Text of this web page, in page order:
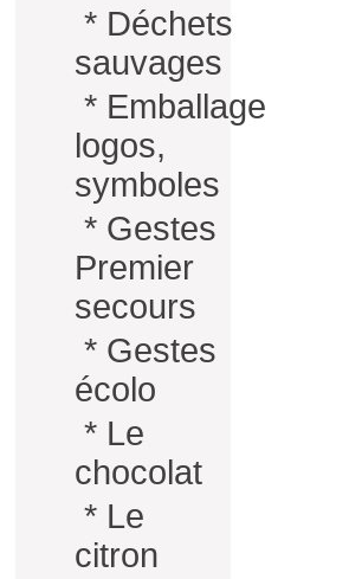
* Déchets
sauvages
* Emballage
logos,
symboles
* Gestes
Premier
secours
* Gestes
écolo
* Le
chocolat
* Le
citron